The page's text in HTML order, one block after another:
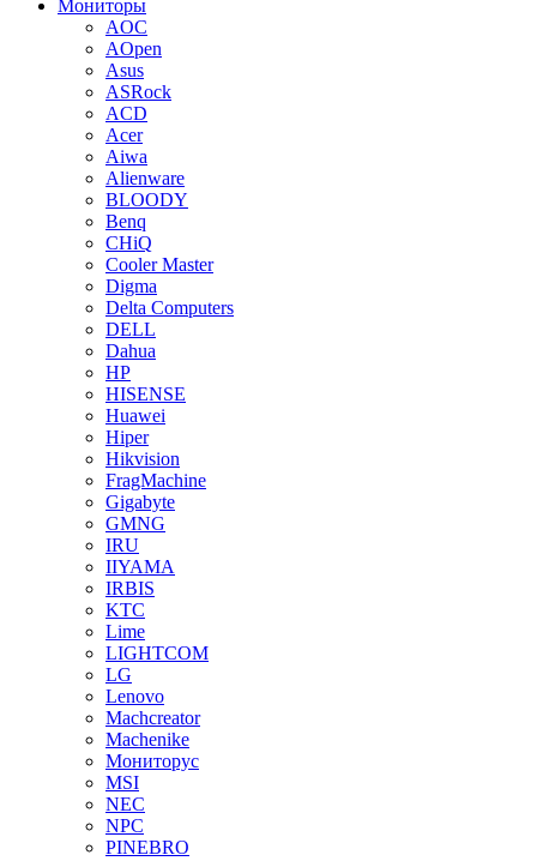
Мониторы
AOC
AOpen
Asus
ASRock
ACD
Acer
Aiwa
Alienware
BLOODY
Benq
CHiQ
Cooler Master
Digma
Delta Computers
DELL
Dahua
HP
HISENSE
Huawei
Hiper
Hikvision
FragMachine
Gigabyte
GMNG
IRU
IIYAMA
IRBIS
KTC
Lime
LIGHTCOM
LG
Lenovo
Machcreator
Machenike
Мониторус
MSI
NEC
NPC
PINEBRO